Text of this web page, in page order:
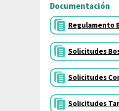
Documentación
Regulamento
Solicitudes
Solicitudes
Solicitudes